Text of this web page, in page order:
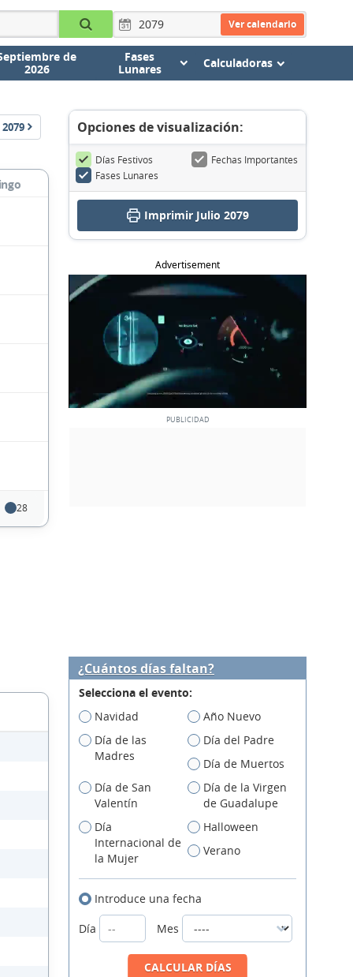
Ver calendario
de
2026
Fases
Lunares
Calculadoras
2079
28
Opciones de visualización:
Días Festivos
Fechas Importantes
Fases Lunares
Imprimir Julio 2079
Advertisement
¿Cuántos días faltan?
Selecciona el evento:
Navidad
Año Nuevo
Día de las
Madres
Día del Padre
Día de Muertos
Día de San
Valentín
Día de la Virgen
de Guadalupe
Día
Internacional de
la Mujer
Halloween
Verano
Introduce una fecha
Día
Mes